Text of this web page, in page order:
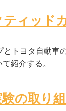
ティッド
とトヨタ自動車
紹介する。
験の取り